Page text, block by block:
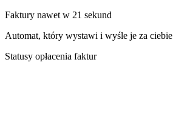
Faktury nawet w 21 sekund
Automat, który wystawi i wyśle je za ciebie
Statusy opłacenia faktur